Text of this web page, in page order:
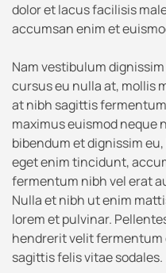
dolor et lacus facilisis
accumsan enim et
Nam vestibulum
cursus eu nulla at, mollis
at nibh sagittis
maximus euismod neque
bibendum et dignissim
eget enim tincidunt,
fermentum nibh vel erat
Nulla et nibh ut enim
lorem et pulvinar.
hendrerit velit
sagittis felis vitae sodales.